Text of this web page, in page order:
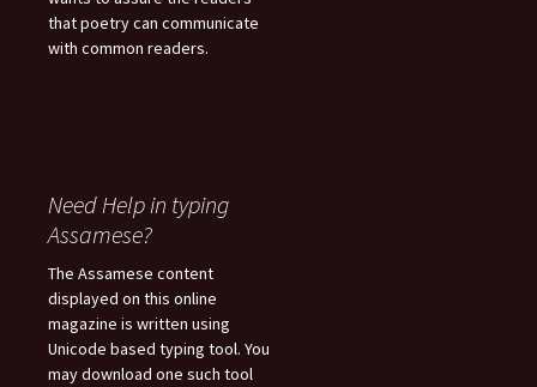
that poetry can communicate
with common readers.
Need Help in typing
Assamese?
The Assamese content
displayed on this online
magazine is written using
Unicode based typing tool. You
may download one such tool